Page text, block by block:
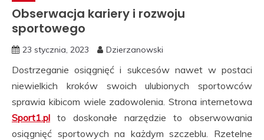
Obserwacja kariery i rozwoju
sportowego
23 stycznia, 2023 Dzierzanowski
Dostrzeganie osiągnięć i sukcesów nawet w postaci
niewielkich kroków swoich ulubionych sportowców
sprawia kibicom wiele zadowolenia. Strona internetowa
Sport1.pl to doskonałe narzędzie to obserwowania
osiągnięć sportowych na każdym szczeblu. Rzetelne